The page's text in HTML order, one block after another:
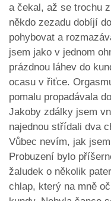
a čekal, až se trochu
někdo zezadu dobíjí
pohybovat a
jsem jako v jednom
prázdnou láhev do
ocasu v řiťce.
pomalu propadávala
Jakoby zdálky jsem
najednou střídali dva
Vůbec nevím, jak
Probuzení bylo
žaludek o několik
chlap, který na mně